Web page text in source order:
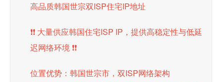
高品质韩国世宗双ISP住宅IP地址
❗❗ 大量供应韩国住宅ISP IP，提供高稳定性与低延
迟网络环境 ❗❗
位置优势：韩国世宗市，双ISP网络架构